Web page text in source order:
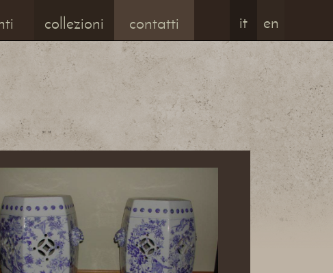
contatti
collezioni en
it